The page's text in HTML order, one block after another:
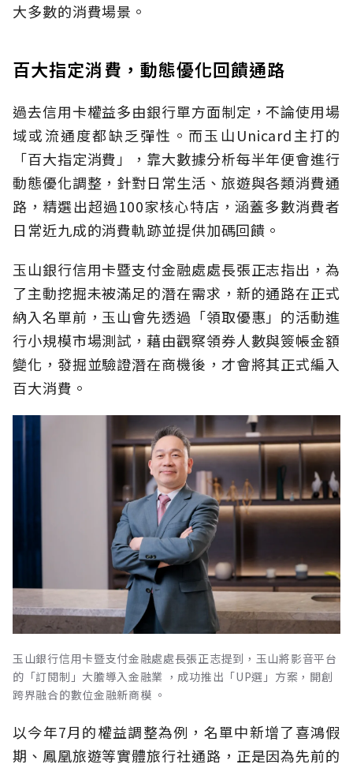
大多數的消費場景。
百大指定消費，動態優化回饋通路
過去信用卡權益多由銀行單方面制定，不論使用場
域或流通度都缺乏彈性。而玉山Unicard主打的
「百大指定消費」，靠大數據分析每半年便會進行
動態優化調整，針對日常生活、旅遊與各類消費通
路，精選出超過100家核心特店，涵蓋多數消費者
日常近九成的消費軌跡並提供加碼回饋。
玉山銀行信用卡暨支付金融處處長張正志指出，為
了主動挖掘未被滿足的潛在需求，新的通路在正式
納入名單前，玉山會先透過「領取優惠」的活動進
行小規模市場測試，藉由觀察領券人數與簽帳金額
變化，發掘並驗證潛在商機後，才會將其正式編入
百大消費。
玉山銀行信用卡暨支付金融處處長張正志提到，玉山將影音平台
的「訂閱制」大膽導入金融業 ，成功推出「UP選」方案，開創
跨界融合的數位金融新商模 。
以今年7月的權益調整為例，名單中新增了喜鴻假
期、鳳凰旅遊等實體旅行社通路，正是因為先前的